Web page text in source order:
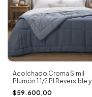
Acolchado Croma Simil
Plumón 1 1/2 Pl Reversible y
Bitono aero - Alcoyana
$59.600,00